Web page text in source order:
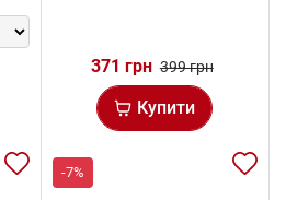
371 грн 399 грн
Купити
-7%